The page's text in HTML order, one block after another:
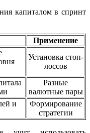
капиталом в спринт
Применение
Установка стоп-
лоссов
Разные
валютные пары
и
Формирование
стратегии